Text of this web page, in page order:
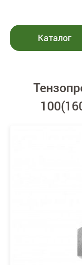
Каталог